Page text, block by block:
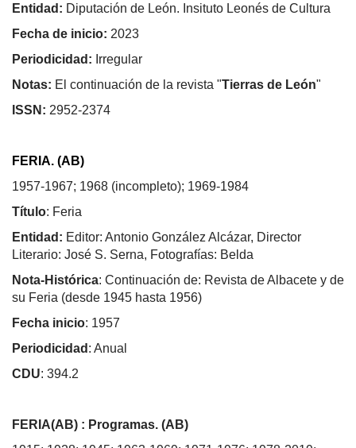
Entidad: Diputación de León. Insituto Leonés de Cultura
Fecha de inicio: 2023
Periodicidad: Irregular
Notas: El continuación de la revista "Tierras de León"
ISSN: 2952-2374
FERIA. (AB)
1957-1967; 1968 (incompleto); 1969-1984
Título: Feria
Entidad: Editor: Antonio González Alcázar, Director
Literario: José S. Serna, Fotografías: Belda
Nota-Histórica: Continuación de: Revista de Albacete y de
su Feria (desde 1945 hasta 1956)
Fecha inicio: 1957
Periodicidad : Anual
CDU: 394.2
FERIA(AB) : Programas. (AB)